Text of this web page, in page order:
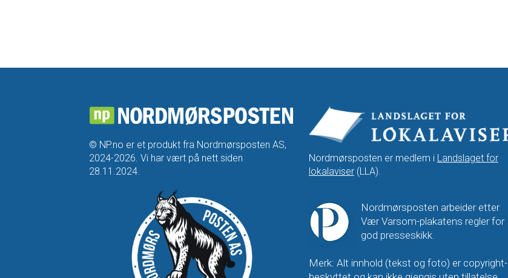
© NP.no er et produkt fra Nordmørsposten AS,
2024-2026. Vi har vært på nett siden
28.11.2024.
Nordmørsposten er medlem i Landslaget for
lokalaviser(LLA).
Nordmørsposten arbeider etter
Vær Varsom-plakatens regler for
god presseskikk.
Merk: Alt innhold (tekst og foto) er copyright-